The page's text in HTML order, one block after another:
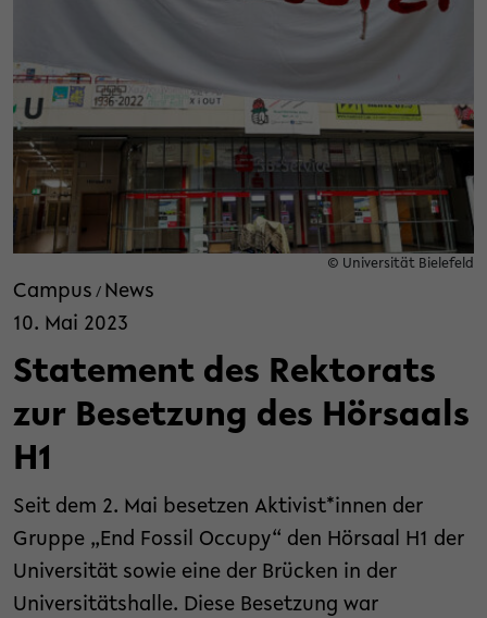
© Universität Bielefeld
Campus / News
10. Mai 2023
Statement des Rektorats
zur Besetzung des Hörsaals
H1
Seit dem 2. Mai besetzen Aktivist*innen der
Gruppe „End Fossil Occupy“ den Hörsaal H1 der
Universität sowie eine der Brücken in der
Universitätshalle. Diese Besetzung war